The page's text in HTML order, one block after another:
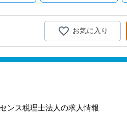
お気に入り
ンス税理士法人の求人情報